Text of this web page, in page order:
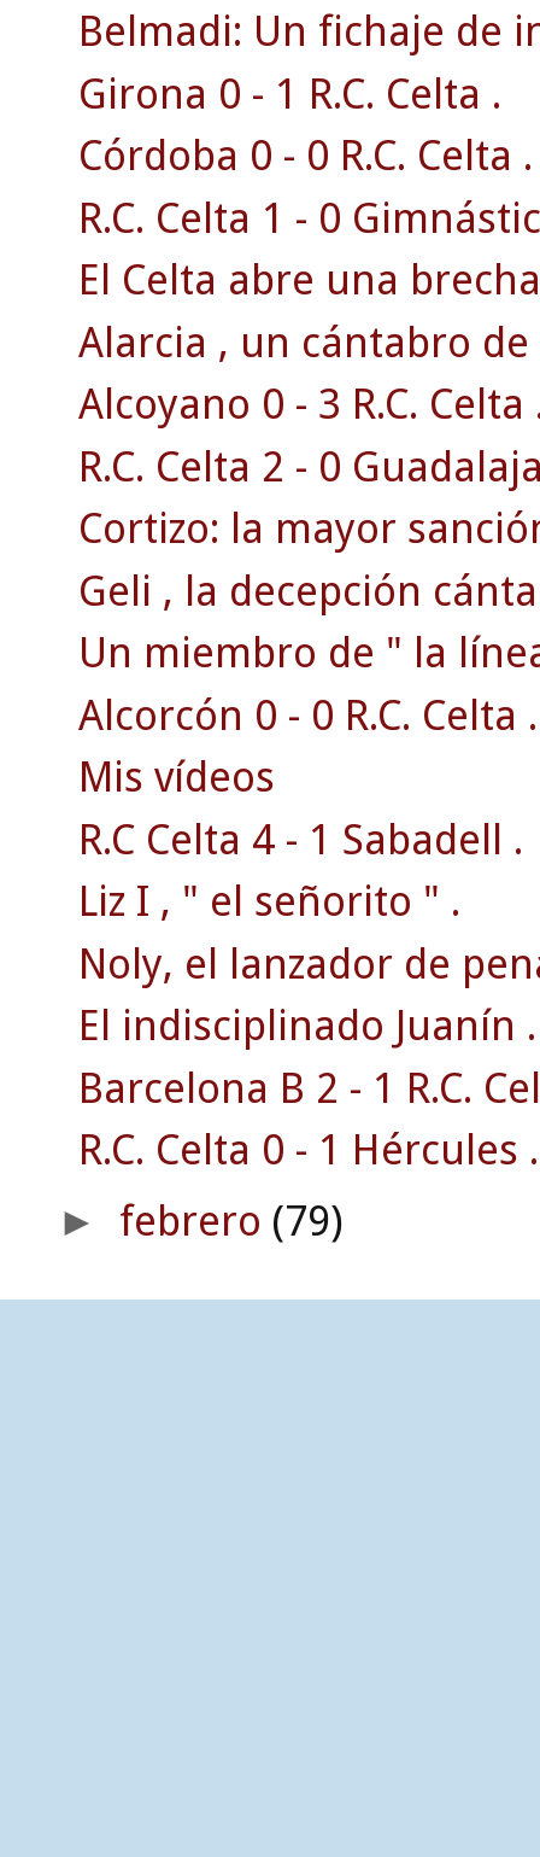
Belmadi: Un fichaje de
Girona 0 - 1 R.C. Celta .
Córdoba 0 - 0 R.C. Celta .
R.C. Celta 1 - 0 Gimnástic
El Celta abre una
Alarcia , un cántabro
Alcoyano 0 - 3 R.C. Celta
R.C. Celta 2 - 0
Cortizo: la mayor
Geli , la decepción
Un miembro de " la
Alcorcón 0 - 0 R.C. Celta .
Mis vídeos
R.C Celta 4 - 1 Sabadell .
Liz I , " el señorito " .
Noly, el lanzador de
El indisciplinado Juanín .
Barcelona B 2 - 1 R.C.
R.C. Celta 0 - 1 Hércules .
► febrero (79)